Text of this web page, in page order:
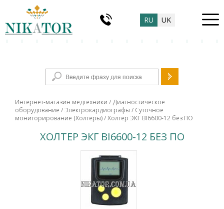
RU UK
Форма поиска
Интернет-магазин медтехники / Диагностическое
оборудование /Электрокардиографы / Суточное
мониторирование (Холтеры)/ Холтер ЭКГ BI6600-12 без ПО
ХОЛТЕР ЭКГ BI6600-12 БЕЗ ПО